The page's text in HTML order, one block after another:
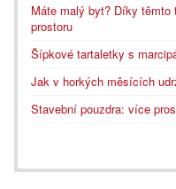
Máte malý byt? Díky
prostoru
Šípkové tartaletky s
Jak v horkých měsících
Stavební pouzdra: více